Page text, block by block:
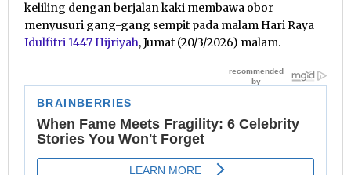
keliling dengan berjalan kaki membawa obor
menyusuri gang-gang sempit pada malam Hari Raya
Idulfitri 1447 Hijriyah, Jumat (20/3/2026) malam.